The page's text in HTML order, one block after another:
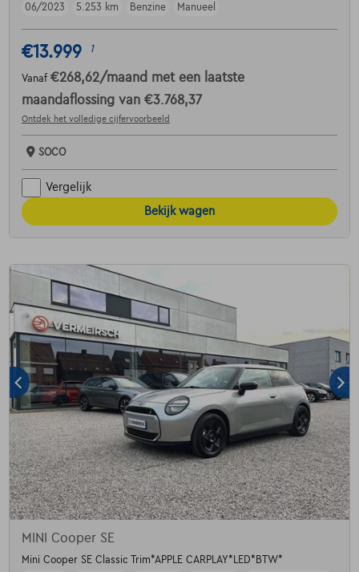
06/2023
5.253 km Benzine Manueel
€13.999 1
Vanaf €268,62/maand met een laatste
maandaflossing van €3.768,37
Ontdek het volledige cijfervoorbeeld
SOCO
Vergelijk
Bekijk wagen
MINI Cooper SE
Mini Cooper SE Classic Trim*APPLE CARPLAY*LED*BTW*